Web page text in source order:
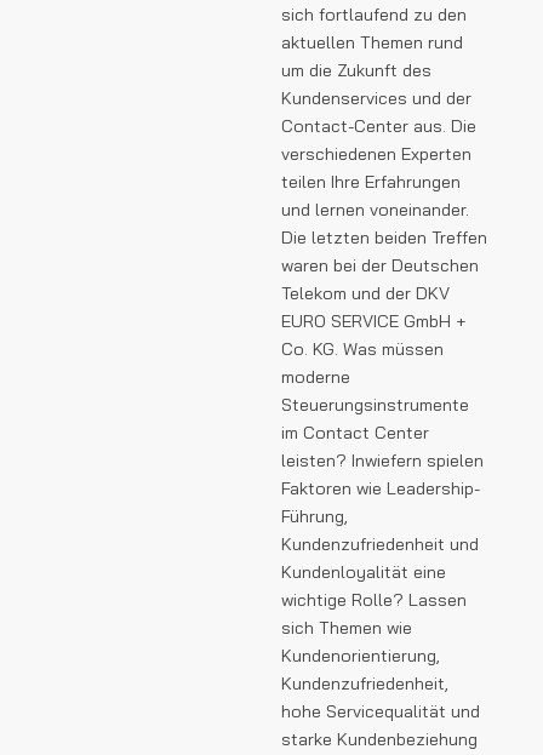
sich fortlaufend zu den
aktuellen Themen rund
um die Zukunft des
Kundenservices und der
Contact-Center aus. Die
verschiedenen Experten
teilen Ihre Erfahrungen
und lernen voneinander.
Die letzten beiden Treffen
waren bei der Deutschen
Telekom und der DKV
EURO SERVICE GmbH +
Co. KG. Was müssen
moderne
Steuerungsinstrumente
im Contact Center
leisten? Inwiefern spielen
Faktoren wie Leadership-
Führung,
Kundenzufriedenheit und
Kundenloyalität eine
wichtige Rolle? Lassen
sich Themen wie
Kundenorientierung,
Kundenzufriedenheit,
hohe Servicequalität und
starke Kundenbeziehung